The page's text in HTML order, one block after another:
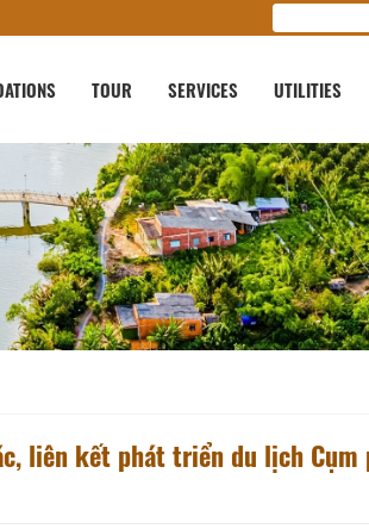
TOUR SERVICES UTILITIES
liên kết phát triển du lịch Cụm